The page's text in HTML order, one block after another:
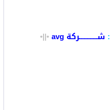
شــــــــــــركة avg •||•